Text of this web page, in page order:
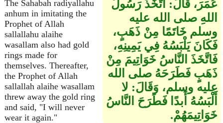
The Sahabah radiyallahu
anhum in imitating the
Prophet of Allah
sallallahu alaihe
wasallam also had gold
rings made for
themselves. Thereafter,
the Prophet of Allah
sallallah alaihe wasallam
threw away the gold ring
and said, "I will never
wear it again."
عُمَرَ، قَالَ‏:‏ اتَّخَذَ رَسُولُ
اللهِ صلى الله عليه
وسلم خَاتَمًا مِنْ ذَهَبٍ،
فَكَانَ يَلْبَسُهُ فِي يَمِينِهِ،
فَاتَّخَذَ النَّاسُ خَوَاتِيمَ مِنْ
ذَهَبٍ فَطَرَحَهُ صلى الله
عليه وسلم، وَقَالَ‏:‏ لا
أَلْبَسُهُ أَبدًا فَطَرَحَ النَّاسُ
خَوَاتِيمَهُمْ‏.‏